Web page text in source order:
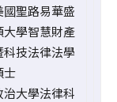
國聖路易華盛
大學智慧財產
科技法律法學
士
治大學法律科